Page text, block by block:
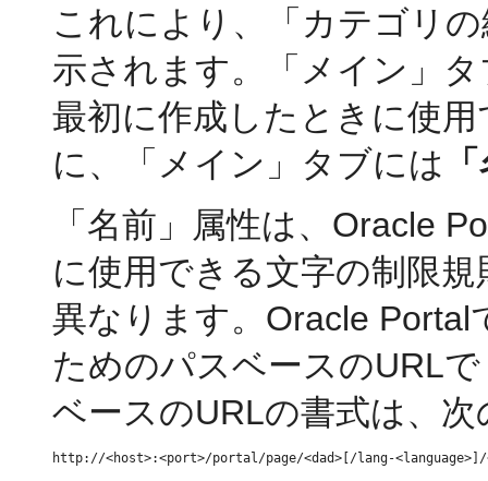
これにより、「カテゴリ
示されます。「メイン」
最初に作成したときに使
に、「メイン」タブには
「名前」属性は、Oracle
に使用できる文字の制限
異なります。Oracle
ためのパスベースのURL
ベースのURLの書式は、